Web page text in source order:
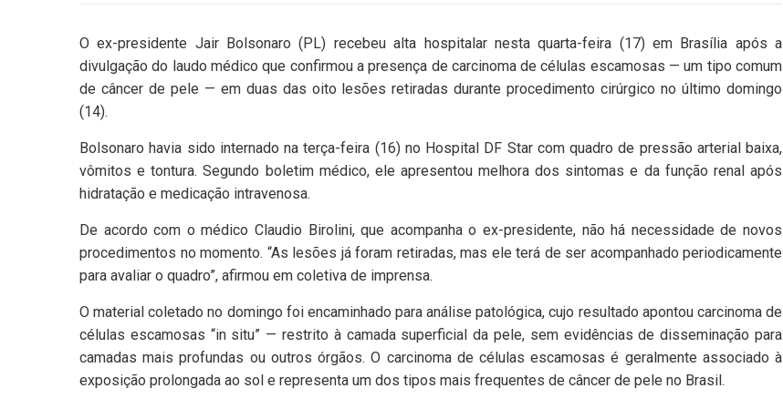
O ex-presidente Jair Bolsonaro (PL) recebeu alta hospitalar nesta quarta-feira (17) em Brasília após a
divulgação do laudo médico que confirmou a presença de carcinoma de células escamosas — um tipo comum
de câncer de pele — em duas das oito lesões retiradas durante procedimento cirúrgico no último domingo
(14).
Bolsonaro havia sido internado na terça-feira (16) no Hospital DF Star com quadro de pressão arterial baixa,
vômitos e tontura. Segundo boletim médico, ele apresentou melhora dos sintomas e da função renal após
hidratação e medicação intravenosa.
De acordo com o médico Claudio Birolini, que acompanha o ex-presidente, não há necessidade de novos
procedimentos no momento. “As lesões já foram retiradas, mas ele terá de ser acompanhado periodicamente
para avaliar o quadro”, afirmou em coletiva de imprensa.
O material coletado no domingo foi encaminhado para análise patológica, cujo resultado apontou carcinoma de
células escamosas “in situ” — restrito à camada superficial da pele, sem evidências de disseminação para
camadas mais profundas ou outros órgãos. O carcinoma de células escamosas é geralmente associado à
exposição prolongada ao sol e representa um dos tipos mais frequentes de câncer de pele no Brasil.